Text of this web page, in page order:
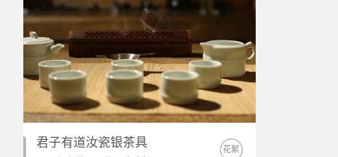
君子有道汝瓷银茶具 花絮